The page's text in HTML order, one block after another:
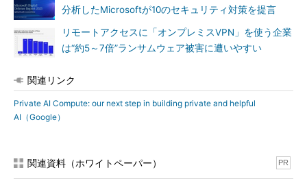
分析したMicrosoftが10のセキュリティ対策を提言
リモートアクセスに「オンプレミスVPN」を使う企業
は“約5～7倍”ランサムウェア被害に遭いやすい
関連リンク
Private AI Compute: our next step in building private and helpful
AI（Google）
関連資料（ホワイトペーパー） PR